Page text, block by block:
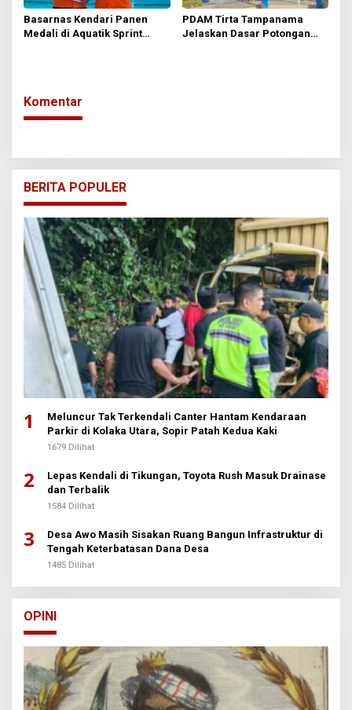
Basarnas Kendari Panen
Medali di Aquatik Sprint
PDAM Tirta Tampanama
Jelaskan Dasar Potongan
Komentar
BERITA POPULER
1
Meluncur Tak Terkendali Canter Hantam Kendaraan
Parkir di Kolaka Utara, Sopir Patah Kedua Kaki
1679 Dilihat
2
Lepas Kendali di Tikungan, Toyota Rush Masuk Drainase
dan Terbalik
1584 Dilihat
3
Desa Awo Masih Sisakan Ruang Bangun Infrastruktur di
Tengah Keterbatasan Dana Desa
1485 Dilihat
OPINI